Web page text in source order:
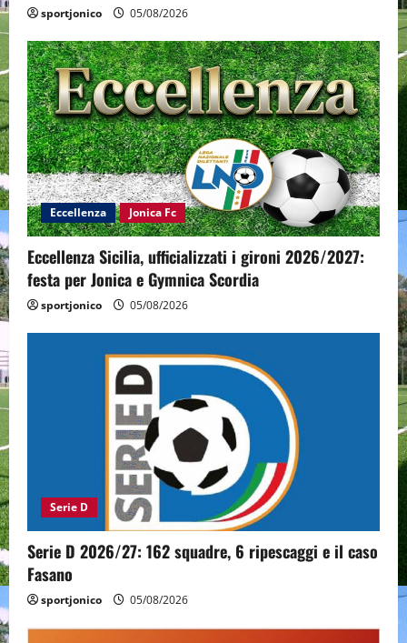
sportjonico 05/08/2026
Eccellenza Jonica Fc
Eccellenza Sicilia, ufficializzati i gironi 2026/2027:
festa per Jonica e Gymnica Scordia
sportjonico 05/08/2026
Serie D
Serie D 2026/27: 162 squadre, 6 ripescaggi e il caso
Fasano
sportjonico 05/08/2026